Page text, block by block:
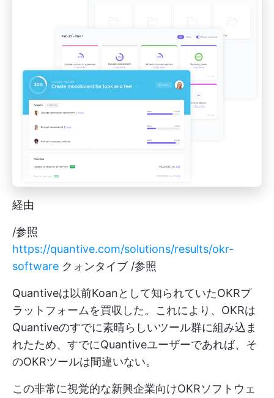
経由
/参照
https://quantive.com/solutions/results/okr-
software クォンタイブ /参照
Quantiveは以前Koanとして知られていたOKRプ
ラットフォームを買収した。これにより、OKRは
Quantiveのすでに素晴らしいツール群に組み込ま
れたため、すでにQuantiveユーザーであれば、そ
のOKRツールは間違いない。
この非常に視覚的な新興企業向けOKRソフトウェ